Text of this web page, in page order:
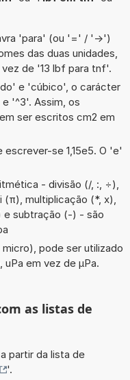
'para' (ou '=' / '->')
das duas unidades,
de '13 lbf para tnf'.
e 'cúbico', o carácter
'^3'. Assim, os
ser escritos cm2 em
escrever-se 1,15e5. O 'e'
- divisão (/, :, ÷),
multiplicação (*, x),
e subtração (-) - são
pode ser utilizado
em vez de µPa.
as listas de
partir da lista de
'.